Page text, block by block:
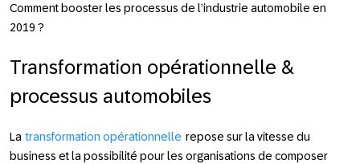
Comment booster les processus de l’industrie automobile en
2019 ?
Transformation opérationnelle &
processus automobiles
La transformation opérationnelle repose sur la vitesse du
business et la possibilité pour les organisations de composer